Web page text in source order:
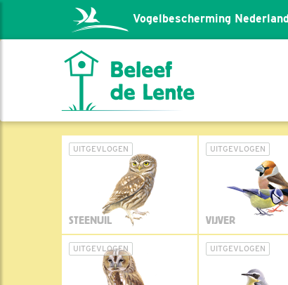
Vogelbescherming Nederland
UITGEVLOGEN
STEENUIL
UITGEVLOGEN
VIJVER
UITGEVLOGEN UITGEVLOGEN